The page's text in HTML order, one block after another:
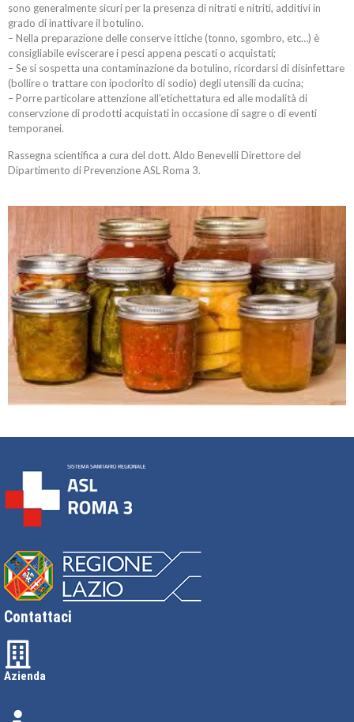
sono generalmente sicuri per la presenza di nitrati e nitriti, additivi in
grado di inattivare il botulino.
– Nella preparazione delle conserve ittiche (tonno, sgombro, etc…) è
consigliabile eviscerare i pesci appena pescati o acquistati;
– Se si sospetta una contaminazione da botulino, ricordarsi di disinfettare
(bollire o trattare con ipoclorito di sodio) degli utensili da cucina;
– Porre particolare attenzione all’etichettatura ed alle modalità di
conservzione di prodotti acquistati in occasione di sagre o di eventi
temporanei.
Rassegna scientifica a cura del dott. Aldo Benevelli Direttore del
Dipartimento di Prevenzione ASL Roma 3.
Contattaci
Azienda